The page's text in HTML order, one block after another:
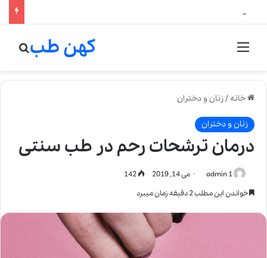
منو کهن طب
خانه/زنان و دختران
زنان و دختران
درمان ترشحات رحم در طب سنتی
admin 1 می 14, 2019
خواندن این مطلب 2 دقیقه زمان میبرد